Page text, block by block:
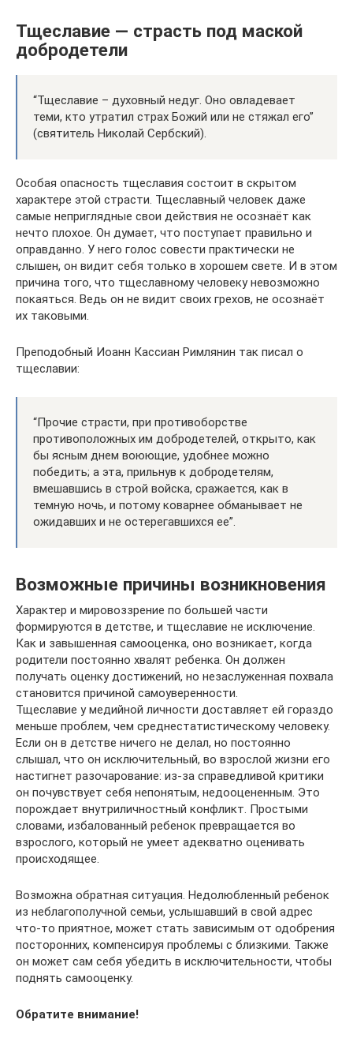
Тщеславие — страсть под маской
добродетели
“Тщеславие – духовный недуг. Оно овладевает
теми, кто утратил страх Божий или не стяжал его”
(святитель Николай Сербский).
Особая опасность тщеславия состоит в скрытом
характере этой страсти. Тщеславный человек даже
самые неприглядные свои действия не осознаёт как
нечто плохое. Он думает, что поступает правильно и
оправданно. У него голос совести практически не
слышен, он видит себя только в хорошем свете. И в этом
причина того, что тщеславному человеку невозможно
покаяться. Ведь он не видит своих грехов, не осознаёт
их таковыми.
Преподобный Иоанн Кассиан Римлянин так писал о
тщеславии:
“Прочие страсти, при противоборстве
противоположных им добродетелей, открыто, как
бы ясным днем воюющие, удобнее можно
победить; а эта, прильнув к добродетелям,
вмешавшись в строй войска, сражается, как в
темную ночь, и потому коварнее обманывает не
ожидавших и не остерегавшихся ее”.
Возможные причины возникновения
Характер и мировоззрение по большей части
формируются в детстве, и тщеславие не исключение.
Как и завышенная самооценка, оно возникает, когда
родители постоянно хвалят ребенка. Он должен
получать оценку достижений, но незаслуженная похвала
становится причиной самоуверенности.
Тщеславие у медийной личности доставляет ей гораздо
меньше проблем, чем среднестатистическому человеку.
Если он в детстве ничего не делал, но постоянно
слышал, что он исключительный, во взрослой жизни его
настигнет разочарование: из-за справедливой критики
он почувствует себя непонятым, недооцененным. Это
порождает внутриличностный конфликт. Простыми
словами, избалованный ребенок превращается во
взрослого, который не умеет адекватно оценивать
происходящее.
Возможна обратная ситуация. Недолюбленный ребенок
из неблагополучной семьи, услышавший в свой адрес
что-то приятное, может стать зависимым от одобрения
посторонних, компенсируя проблемы с близкими. Также
он может сам себя убедить в исключительности, чтобы
поднять самооценку.
Обратите внимание!